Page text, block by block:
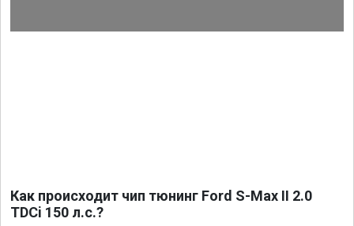
Как происходит чип тюнинг Ford S-Max II 2.0
TDCi 150 л.с.?